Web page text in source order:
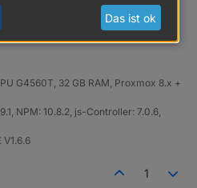
mit dem
) auslesen
G4560T, 32 GB RAM, Proxmox 8.x +
NPM: 10.8.2, js-Controller: 7.0.6,
1
Das ist ok